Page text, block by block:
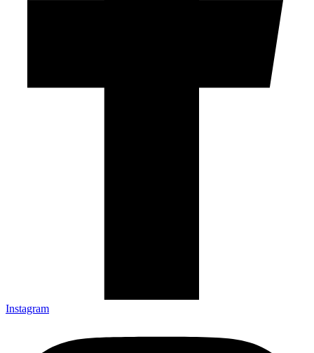
Instagram